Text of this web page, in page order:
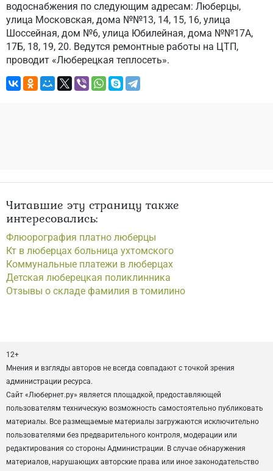
водоснабжения по следующим адресам: Люберцы,
улица Московская, дома №№13, 14, 15, 16, улица
Шоссейная, дом №6, улица Юбилейная, дома №№17А,
17Б, 18, 19, 20. Ведутся ремонтные работы на ЦТП,
проводит «Люберецкая теплосеть».
Читавшие эту страницу также
интересовались:
Флюорография платно люберцы
Кт в люберцах больница ухтомского
Коммунальные платежи в люберцах
Детская люберецкая поликлинника
Отзывы о складе фамилия в томилино
12+
Мнения и взгляды авторов не всегда совпадают с точкой зрения
администрации ресурса.
Сайт «Любернет.ру» является площадкой, предоставляющей
пользователям техническую возможность самостоятельно публиковать
материалы. Все размещаемые материалы загружаются исключительно
пользователями без предварительного контроля, модерации или
редактирования со стороны Администрации. В случае обнаружения
материалов, нарушающих авторские права или иное законодательство